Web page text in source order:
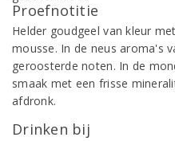
Proefnotitie
Helder goudgeel van kleur
mousse. In de neus aroma's
geroosterde noten. In de
smaak met een frisse
afdronk.
Drinken bij